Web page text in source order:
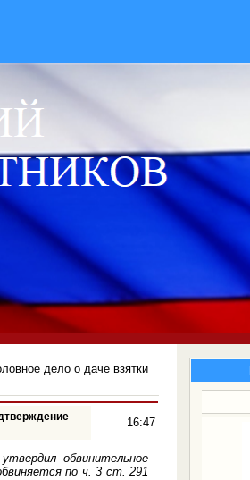
дело о даче взятки
16:47
обвинительное
по ч. 3 ст. 291